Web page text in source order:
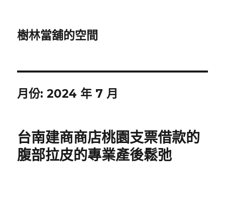
樹林當舖的空間
月份:2024 年 7 月
台南建商商店桃園支票借款的
腹部拉皮的專業產後鬆弛